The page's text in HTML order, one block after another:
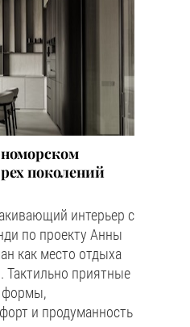
поколений
интерьер с
по проекту Анны
как место отдыха
Тактильно приятные
формы,
и продуманность